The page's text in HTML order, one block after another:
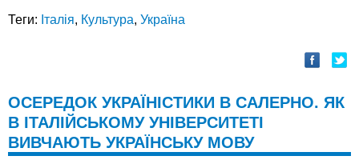
Теги: Італія, Культура, Україна
ОСЕРЕДОК УКРАЇНІСТИКИ В САЛЕРНО. ЯК
В ІТАЛІЙСЬКОМУ УНІВЕРСИТЕТІ
ВИВЧАЮТЬ УКРАЇНСЬКУ МОВУ